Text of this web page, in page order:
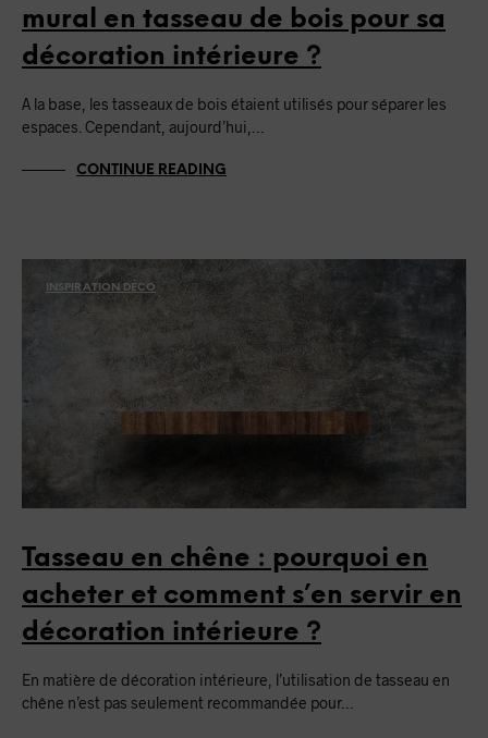
mural en tasseau de bois pour sa
décoration intérieure ?
A la base, les tasseaux de bois étaient utilisés pour séparer les
espaces. Cependant, aujourd’hui,…
CONTINUE READING
INSPIRATION DÉCO
Tasseau en chêne : pourquoi en
acheter et comment s’en servir en
décoration intérieure ?
En matière de décoration intérieure, l’utilisation de tasseau en
chêne n’est pas seulement recommandée pour…